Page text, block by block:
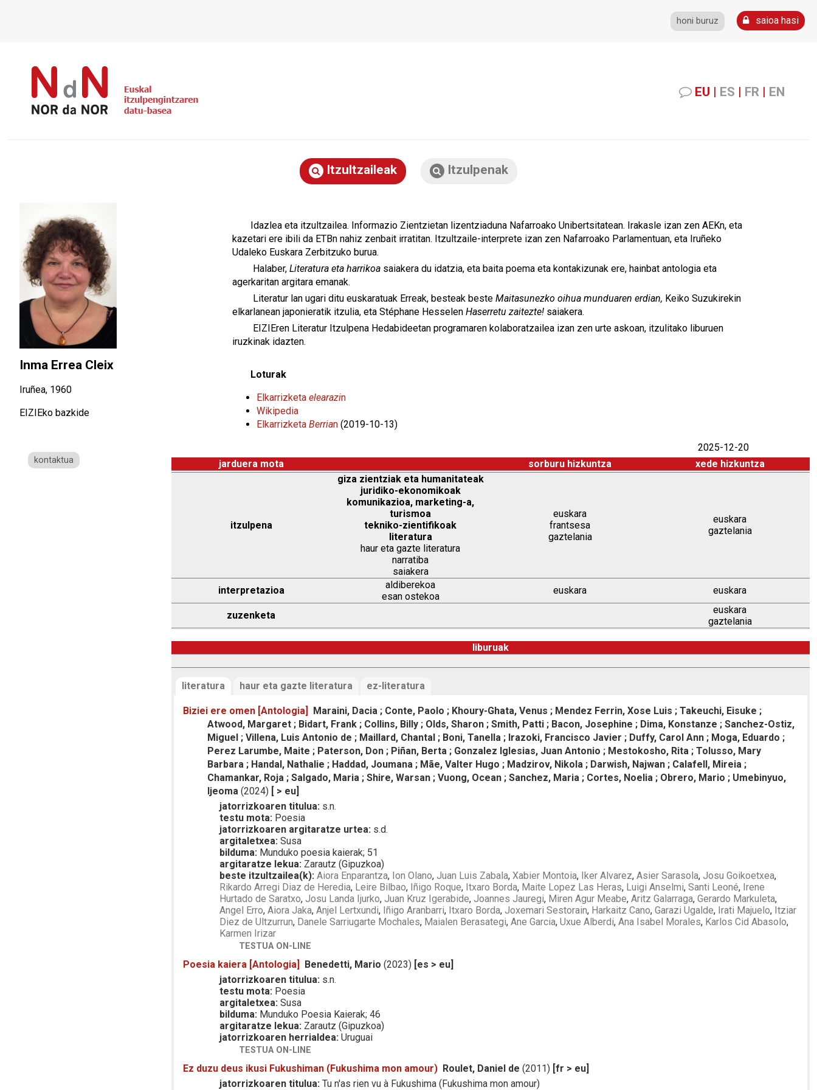
honi buruz saioa hasi
EU | ES | FR | EN
Itzultzaileak Itzulpenak
Inma Errea Cleix
Iruñea, 1960
EIZIEko bazkide
kontaktua
Idazlea eta itzultzailea. Informazio Zientzietan lizentziaduna Nafarroako Unibertsitatean. Irakasle izan zen AEKn, eta
kazetari ere ibili da ETBn nahiz zenbait irratitan. Itzultzaile-interprete izan zen Nafarroako Parlamentuan, eta Iruñeko
Udaleko Euskara Zerbitzuko burua.
Halaber, Literatura eta harrikoa saiakera du idatzia, eta baita poema eta kontakizunak ere, hainbat antologia eta
agerkaritan argitara emanak.
Literatur lan ugari ditu euskaratuak Erreak, besteak beste Maitasunezko oihua munduaren erdian, Keiko Suzukirekin
elkarlanean japonieratik itzulia, eta Stéphane Hesselen Haserretu zaitezte! saiakera.
EIZIEren Literatur Itzulpena Hedabideetan programaren kolaboratzailea izan zen urte askoan, itzulitako liburuen
iruzkinak idazten.
Loturak
Elkarrizketa elearazin
Wikipedia
Elkarrizketa Berrian (2019-10-13)
2025-12-20
jarduera mota
sorburu hizkuntza xede hizkuntza
itzulpena
giza zientziak eta humanitateak
juridiko-ekonomikoak
komunikazioa, marketing-a,
turismoa
tekniko-zientifikoak
literatura
haur eta gazte literatura
narratiba
saiakera
euskara
frantsesa
gaztelania
euskara
gaztelania
interpretazioa
aldiberekoa
esan ostekoa
euskara euskara
zuzenketa
euskara
gaztelania
liburuak
literatura haur eta gazte literatura ez-literatura
Biziei ere omen [Antologia]
Maraini, Dacia ; Conte, Paolo ; Khoury-Ghata, Venus ; Mendez Ferrin, Xose Luis ; Takeuchi, Eisuke ;
Atwood, Margaret ; Bidart, Frank ; Collins, Billy ; Olds, Sharon ; Smith, Patti ; Bacon, Josephine ; Dima, Konstanze ; Sanchez-Ostiz,
Miguel ; Villena, Luis Antonio de ; Maillard, Chantal ; Boni, Tanella ; Irazoki, Francisco Javier ; Duffy, Carol Ann ; Moga, Eduardo ;
Perez Larumbe, Maite ; Paterson, Don ; Piñan, Berta ; Gonzalez Iglesias, Juan Antonio ; Mestokosho, Rita ; Tolusso, Mary
Barbara ; Handal, Nathalie ; Haddad, Joumana ; Mãe, Valter Hugo ; Madzirov, Nikola ; Darwish, Najwan ; Calafell, Mireia ;
Chamankar, Roja ; Salgado, Maria ; Shire, Warsan ; Vuong, Ocean ; Sanchez, Maria ; Cortes, Noelia ; Obrero, Mario ; Umebinyuo,
Ijeoma (2024)
[ > eu]
jatorrizkoaren titulua: s.n.
testu mota: Poesia
jatorrizkoaren argitaratze urtea: s.d.
argitaletxea: Susa
bilduma: Munduko poesia kaierak; 51
argitaratze lekua: Zarautz (Gipuzkoa)
beste itzultzailea(k): Aiora Enparantza, Ion Olano,Juan Luis Zabala,Xabier Montoia, Iker Alvarez,Asier Sarasola,Josu Goikoetxea,
Rikardo Arregi Diaz de Heredia, Leire Bilbao, Iñigo Roque, Itxaro Borda, Maite Lopez Las Heras, Luigi Anselmi,Santi Leoné, Irene
Hurtado de Saratxo,Josu Landa Ijurko,Juan Kruz Igerabide,Joannes Jauregi, Miren Agur Meabe,Aritz Galarraga,Gerardo Markuleta,
Angel Erro,Aiora Jaka,Anjel Lertxundi, Iñigo Aranbarri, Itxaro Borda,Joxemari Sestorain, Harkaitz Cano,Garazi Ugalde, Irati Majuelo, Itziar
Diez de Ultzurrun, Danele Sarriugarte Mochales, Maialen Berasategi,Ane Garcia,Uxue Alberdi,Ana Isabel Morales, Karlos Cid Abasolo,
Karmen Irizar
TESTUA ON-LINE
Poesia kaiera [Antologia] Benedetti, Mario (2023) [es > eu]
jatorrizkoaren titulua: s.n.
testu mota: Poesia
argitaletxea: Susa
bilduma: Munduko Poesia Kaierak; 46
argitaratze lekua: Zarautz (Gipuzkoa)
jatorrizkoaren herrialdea: Uruguai
TESTUA ON-LINE
Ez duzu deus ikusi Fukushiman (Fukushima mon amour) Roulet, Daniel de (2011) [fr > eu]
jatorrizkoaren titulua: Tu n'as rien vu à Fukushima (Fukushima mon amour)